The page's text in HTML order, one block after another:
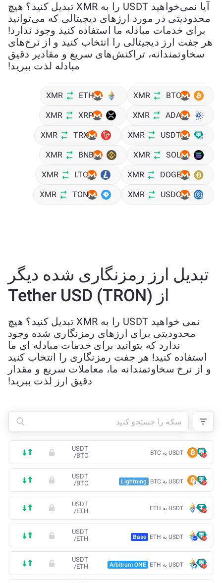
آیا نمی‌خواهید USDT را به XMR تبدیل کنید؟ هیچ
محدودیتی در مورد ارزهای دیجیتالی که می‌توانید
برای خدمات مبادله ما استفاده کنید وجود ندارد!
هر جفت ارز دیجیتالی را انتخاب کنید و از نرخ‌های
سخاوتمندانه، تراکنش‌های سریع و مقادیر دقیق
مبادله لذت ببرید!
BTC
XMR
ETH
XMR
ADA
XMR
XRP
XMR
USDT
XMR
TRX
XMR
SOL
XMR
BNB
XMR
DOGE
XMR
LTC
XMR
USDC
XMR
TON
XMR
تبدیل ارز رمزنگاری شده دیگر
از Tether USD (TRON)
نمی خواهید USDT را به XMR تبدیل کنید؟ هیچ
محدودیتی برای ارزهای رمزنگاری شده وجود
ندارد که بتوانید برای خدمات مبادله ای ما
استفاده کنید! هر جفت رمزنگاری را انتخاب کنید
و از نرخ سخاوتمندانه ما، معاملات سریع و مقدار
دقیق ارز لذت ببرید!
USDT به BTC
USDT
/BTC
USDT به BTC Lightning
USDT
/BTC
USDT به ETH
USDT
/ETH
USDT به ETH Base
USDT
/ETH
USDT به ETH Arbitrum ONE
USDT
/ETH